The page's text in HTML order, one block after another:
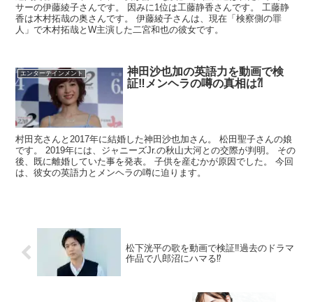
サーの伊藤綾子さんです。 因みに1位は工藤静香さんです。 工藤静
香は木村拓哉の奥さんです。 伊藤綾子さんは、現在「検察側の罪
人」で木村拓哉とW主演した二宮和也の彼女です。
エンターテインメント
神田沙也加の英語力を動画で検
証‼︎メンヘラの噂の真相は⁈
村田充さんと2017年に結婚した神田沙也加さん。 松田聖子さんの娘
です。 2019年には、ジャニーズJr.の秋山大河との交際が判明。 その
後、既に離婚していた事を発表。 子供を産むかが原因でした。 今回
は、彼女の英語力とメンヘラの噂に迫ります。
松下洸平の歌を動画で検証‼︎過去のドラマ
作品で八郎沼にハマる⁉︎